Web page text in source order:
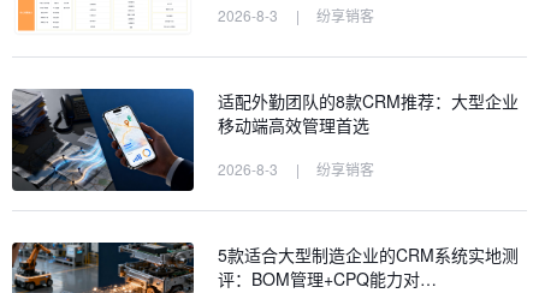
2026-8-3 | 纷享销客
适配外勤团队的8款CRM推荐：大型企业
移动端高效管理首选
2026-8-3 | 纷享销客
5款适合大型制造企业的CRM系统实地测
评：BOM管理+CPQ能力对…